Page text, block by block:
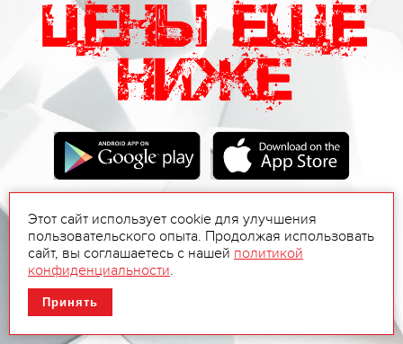
Этот сайт использует cookie для улучшения
пользовательского опыта. Продолжая использовать
сайт, вы соглашаетесь с нашей политикой
конфиденциальности.
Принять